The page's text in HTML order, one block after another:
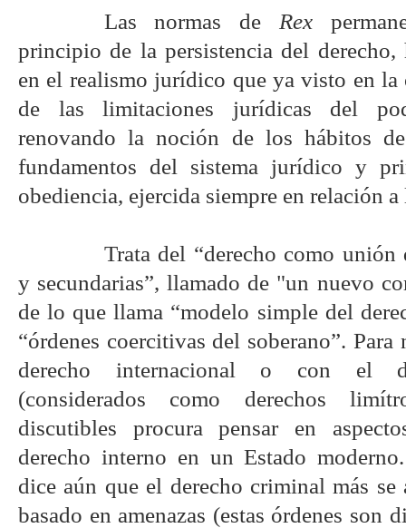
Las normas de Rex
principio de la persistencia del
en el realismo jurídico que ya visto en
de las limitaciones jurídicas del
renovando la noción de los hábitos
fundamentos del sistema jurídico y
obediencia, ejercida siempre en relación a
Trata del “derecho como unión
y secundarias”, llamado de "un nuevo
de lo que llama “modelo simple del
“órdenes coercitivas del soberano”.
derecho internacional o con el
(considerados como derechos
discutibles procura pensar en
derecho interno en un Estado
dice aún que el derecho criminal más se
basado en amenazas (estas órdenes son